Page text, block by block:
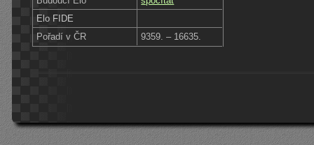
Elo FIDE
Pořadí v ČR
9359. – 16635.